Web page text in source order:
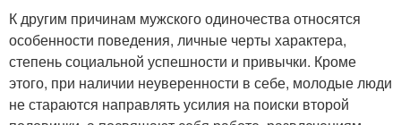
К другим причинам мужского одиночества относятся
особенности поведения, личные черты характера,
степень социальной успешности и привычки. Кроме
этого, при наличии неуверенности в себе, молодые люди
не стараются направлять усилия на поиски второй